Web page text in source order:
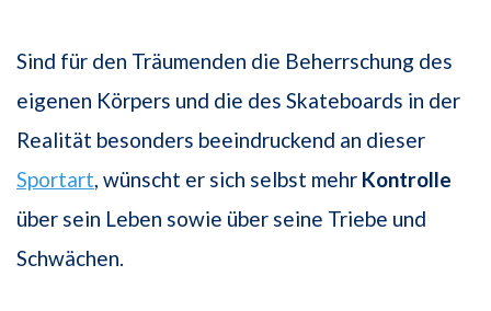
Sind für den Träumenden die Beherrschung des
eigenen Körpers und die des Skateboards in der
Realität besonders beeindruckend an dieser
Sportart, wünscht er sich selbst mehr Kontrolle
über sein Leben sowie über seine Triebe und
Schwächen.